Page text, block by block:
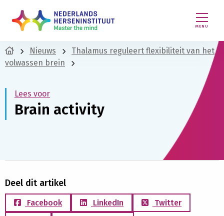
MENU
Nieuws
Thalamus reguleert flexibiliteit van het
volwassen brein
Lees voor
Brain activity
Deel dit artikel
Facebook LinkedIn
Twitter